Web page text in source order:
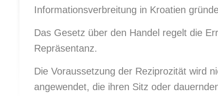
Informationsverbreitung in Kroatien
Das Gesetz über den Handel regelt die
Repräsentanz.
Die Voraussetzung der Reziprozität wird
angewendet, die ihren Sitz oder